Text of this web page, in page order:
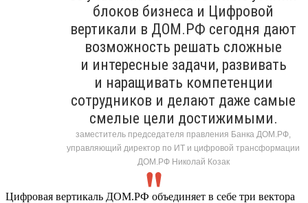
блоков бизнеса и Цифровой
вертикали в ДОМ.РФ сегодня дают
возможность решать сложные
и интересные задачи, развивать
и наращивать компетенции
сотрудников и делают даже самые
смелые цели достижимыми.
заместитель председателя правления Банка ДОМ.РФ,
управляющий директор по ИТ и цифровой трансформации
ДОМ.РФ Николай Козак
Цифровая вертикаль ДОМ.РФ объединяет в себе три вектора